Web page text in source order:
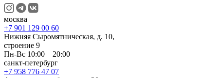
москва
+7 901 129 00 60
Нижняя Сыромятническая, д. 10,
строение 9
Пн-Вс 10:00 – 20:00
санкт-петербург
+7 958 776 47 07